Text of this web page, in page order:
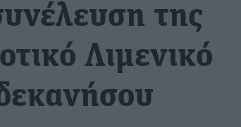
της
Λιμενικό